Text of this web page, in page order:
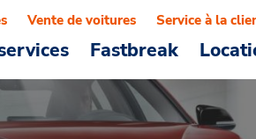
Fastbreak
Vente de voitures Service à la